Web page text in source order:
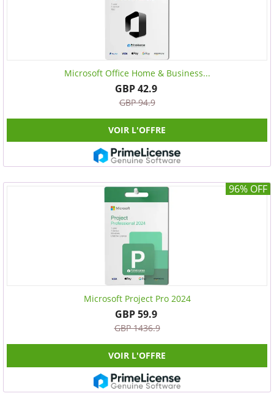
Microsoft Office Home & Business...
GBP 42.9
GBP 94.9
VOIR L'OFFRE
96% OFF
Microsoft Project Pro 2024
GBP 59.9
GBP 1436.9
VOIR L'OFFRE